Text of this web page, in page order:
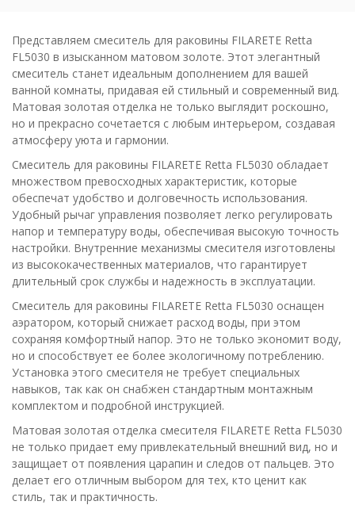
Представляем смеситель для раковины FILARETE Retta
FL5030 в изысканном матовом золоте. Этот элегантный
смеситель станет идеальным дополнением для вашей
ванной комнаты, придавая ей стильный и современный вид.
Матовая золотая отделка не только выглядит роскошно,
но и прекрасно сочетается с любым интерьером, создавая
атмосферу уюта и гармонии.
Смеситель для раковины FILARETE Retta FL5030 обладает
множеством превосходных характеристик, которые
обеспечат удобство и долговечность использования.
Удобный рычаг управления позволяет легко регулировать
напор и температуру воды, обеспечивая высокую точность
настройки. Внутренние механизмы смесителя изготовлены
из высококачественных материалов, что гарантирует
длительный срок службы и надежность в эксплуатации.
Смеситель для раковины FILARETE Retta FL5030 оснащен
аэратором, который снижает расход воды, при этом
сохраняя комфортный напор. Это не только экономит воду,
но и способствует ее более экологичному потреблению.
Установка этого смесителя не требует специальных
навыков, так как он снабжен стандартным монтажным
комплектом и подробной инструкцией.
Матовая золотая отделка смесителя FILARETE Retta FL5030
не только придает ему привлекательный внешний вид, но и
защищает от появления царапин и следов от пальцев. Это
делает его отличным выбором для тех, кто ценит как
стиль, так и практичность.